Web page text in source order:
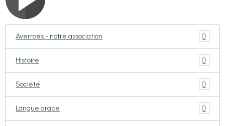
Averroès - notre association 0
Histoire 0
Société 0
Langue arabe 0